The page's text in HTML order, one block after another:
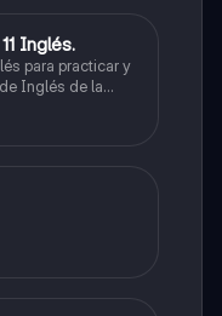
Inglés.
para practicar y
Inglés de la